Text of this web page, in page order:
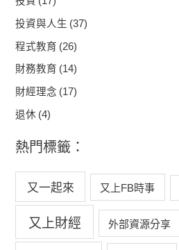
投資與人生 (37)
程式教育 (26)
財務教育 (14)
財經理念 (17)
退休 (4)
熱門標籤：
又一起來 又上FB時事
又上財經 外部資源分享